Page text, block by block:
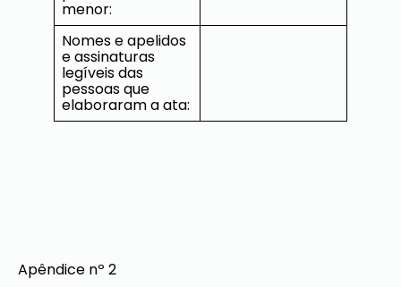
menor:
Nomes e apelidos
e assinaturas
legíveis das
pessoas que
elaboraram a ata:
Apêndice nº 2